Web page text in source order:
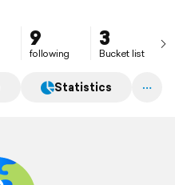
9
following
3
Bucket list
Statistics